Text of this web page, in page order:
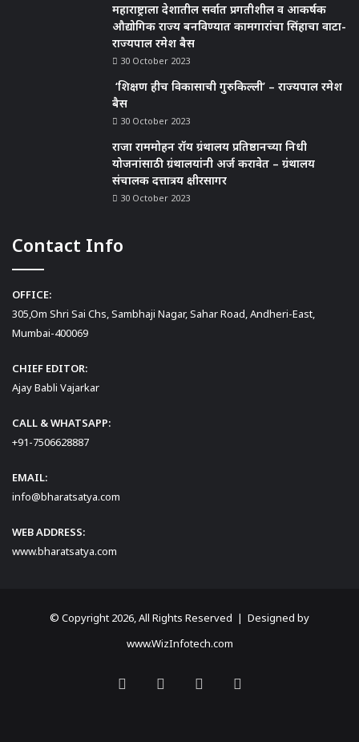
महाराष्ट्राला देशातील सर्वात प्रगतीशील व आकर्षक
औद्योगिक राज्य बनविण्यात कामगारांचा सिंहाचा वाटा-
राज्यपाल रमेश बैस
30 October 2023
‘शिक्षण हीच विकासाची गुरुकिल्ली’ – राज्यपाल रमेश
बैस
30 October 2023
राजा राममोहन रॉय ग्रंथालय प्रतिष्ठानच्या निधी
योजनांसाठी ग्रंथालयांनी अर्ज करावेत – ग्रंथालय
संचालक दत्तात्रय क्षीरसागर
30 October 2023
Contact Info
OFFICE:
305,Om Shri Sai Chs, Sambhaji Nagar, Sahar Road, Andheri-East,
Mumbai-400069
CHIEF EDITOR:
Ajay Babli Vajarkar
CALL & WHATSAPP:
+91-7506628887
EMAIL:
info@bharatsatya.com
WEB ADDRESS:
www.bharatsatya.com
© Copyright 2026, All Rights Reserved | Designed by
www.WizInfotech.com
Facebook YouTube